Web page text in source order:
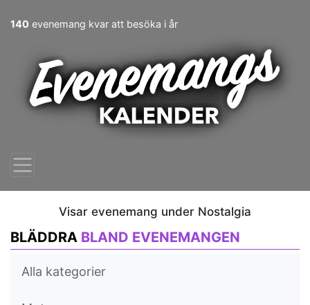
140 evenemang kvar att besöka i år
Visar evenemang under Nostalgia
BLÄDDRA BLAND EVENEMANGEN
Alla kategorier